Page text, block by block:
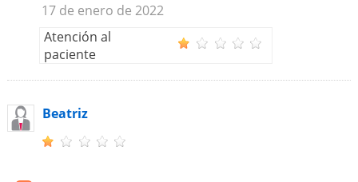
17 de enero de 2022
Atención al
paciente
Beatriz